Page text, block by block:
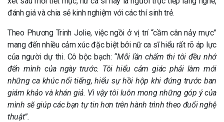
đánh giá và chia sẻ kinh nghiệm với các thí sinh trẻ.
Theo Phương Trinh Jolie, việc ngồi ở vị trí “cầm cân nảy mực”
mang đến nhiều cảm xúc đặc biệt bởi nữ ca sĩ hiểu rất rõ áp lực
của người dự thi. Cô bộc bạch: “Mỗi lần chấm thi tôi đều nhớ
đến mình của ngày trước. Tôi hiểu cảm giác phải làm mới
những ca khúc nổi tiếng, hiểu sự hồi hộp khi đứng trước ban
giám khảo và khán giả. Vì vậy tôi luôn mong những góp ý của
mình sẽ giúp các bạn tự tin hơn trên hành trình theo đuổi nghệ
thuật”.